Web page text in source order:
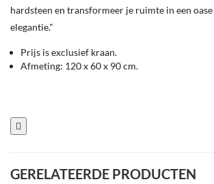
hardsteen en transformeer je ruimte in een
elegantie."
Prijs is exclusief kraan.
Afmeting: 120 x 60 x 90 cm.
GERELATEERDE PRODUCTEN